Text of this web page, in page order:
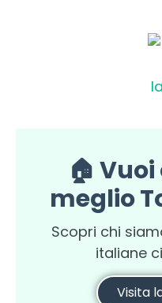
🏠
meglio
Scopri chi
italiane
Visita